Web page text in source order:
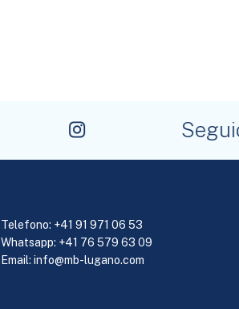
Seguici
Telefono: +41 91 971 06 53
Whatsapp: +41 76 579 63 09
Email: info@mb-lugano.com